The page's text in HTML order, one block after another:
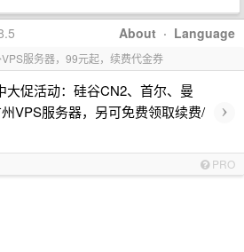
About · Language
服务器，99元起，续费代金券
大促活动：硅谷CN2、首尔、曼
VPS服务器，另可免费领取续费/
›
PRO